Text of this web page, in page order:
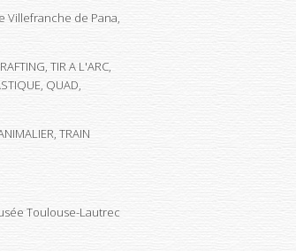
Villefranche de Pana,
TIR A L'ARC,
QUAD,
TRAIN
Toulouse-Lautrec